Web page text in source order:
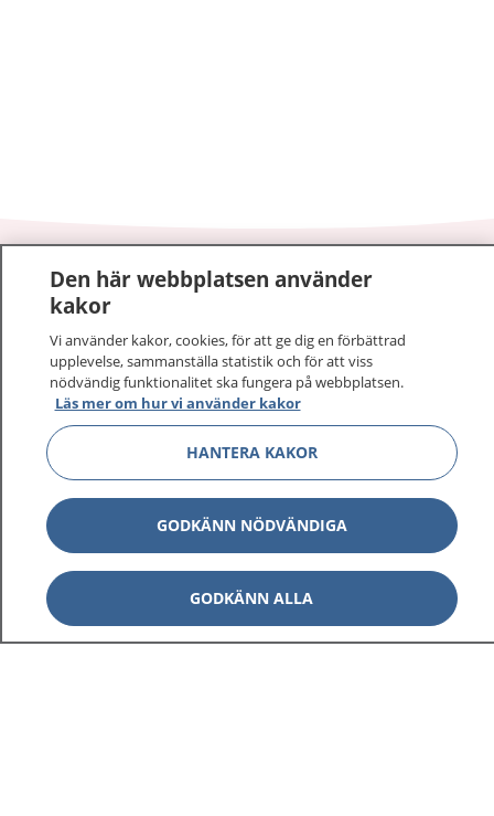
1177–tryggt om din hälsa och vård
På 1177.se får du råd om hälsa och information om
sjukdomar och vilka mottagningar du kan kontakta.
Logga in för att läsa din journal och göra dina
vårdärenden. Ring telefonnummer 1177 för
sjukvårdsrådgivning dygnet runt.
1177 ger dig råd när du vill må bättre.
1177 på flera språk Visa
Den här webbplatsen använder
kakor
Vi använder kakor, cookies, för att ge dig en förbättrad
upplevelse, sammanställa statistik och för att viss
nödvändig funktionalitet ska fungera på webbplatsen.
Läs mer om hur vi använder kakor
HANTERA KAKOR
GODKÄNN NÖDVÄNDIGA
GODKÄNN ALLA